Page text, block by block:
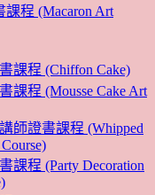
程 (Macaron Art
課程 (Chiffon Cake)
課程 (Mousse Cake Art
師證書課程 (Whipped
課程 (Party Decoration